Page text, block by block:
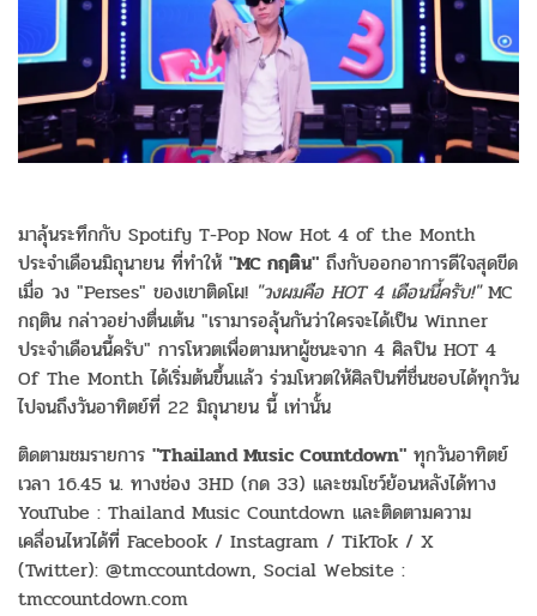
มาลุ้นระทึกกับ Spotify T-Pop Now Hot 4 of the Month
ประจำเดือนมิถุนายน ที่ทำให้ "MC กฤติน" ถึงกับออกอาการดีใจสุดขีด
เมื่อ วง "Perses" ของเขาติดโผ! "วงผมคือ HOT 4 เดือนนี้ครับ!"MC
กฤติน กล่าวอย่างตื่นเต้น "เรามารอลุ้นกันว่าใครจะได้เป็น Winner
ประจำเดือนนี้ครับ" การโหวตเพื่อตามหาผู้ชนะจาก 4 ศิลปิน HOT 4
Of The Month ได้เริ่มต้นขึ้นแล้ว ร่วมโหวตให้ศิลปินที่ชื่นชอบได้ทุกวัน
ไปจนถึงวันอาทิตย์ที่ 22 มิถุนายน นี้ เท่านั้น
ติดตามชมรายการ "Thailand Music Countdown" ทุกวันอาทิตย์
เวลา 16.45 น. ทางช่อง 3HD (กด 33) และชมโชว์ย้อนหลังได้ทาง
YouTube : Thailand Music Countdown และติดตามความ
เคลื่อนไหวได้ที่ Facebook / Instagram / TikTok / X
(Twitter): @tmccountdown, Social Website :
tmccountdown.com